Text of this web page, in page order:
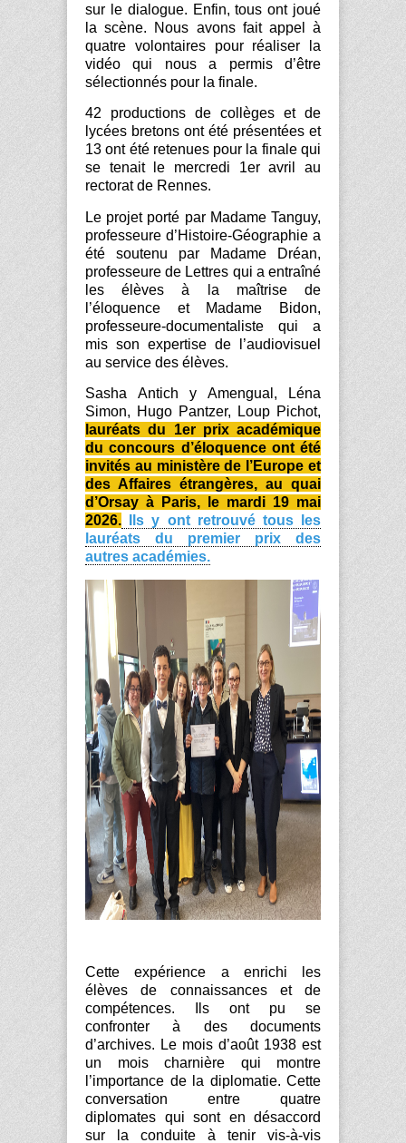
sur le dialogue. Enfin, tous ont joué
la scène. Nous avons fait appel à
quatre volontaires pour réaliser la
vidéo qui nous a permis d’être
sélectionnés pour la finale.
42 productions de collèges et de
lycées bretons ont été présentées et
13 ont été retenues pour la finale qui
se tenait le mercredi 1eravril au
rectorat de Rennes.
Le projet porté par Madame Tanguy,
professeure d’Histoire-Géographie a
été soutenu par Madame Dréan,
professeure de Lettres qui a entraîné
les élèves à la maîtrise de
l’éloquence et Madame Bidon,
professeure-documentaliste qui a
mis son expertise de l’audiovisuel
au service des élèves.
Sasha Antich y Amengual, Léna
Simon, Hugo Pantzer, Loup Pichot,
lauréats du 1erprix académique
du concours d’éloquence ont été
invités au ministère de l’Europe et
des Affaires étrangères, au quai
d’Orsay à Paris, le mardi 19 mai
2026. Ils y ont retrouvé tous les
lauréats du premier prix des
autres académies.
Cette expérience a enrichi les
élèves de connaissances et de
compétences. Ils ont pu se
confronter à des documents
d’archives. Le mois d’août 1938 est
un mois charnière qui montre
l’importance de la diplomatie. Cette
conversation entre quatre
diplomates qui sont en désaccord
sur la conduite à tenir vis-à-vis